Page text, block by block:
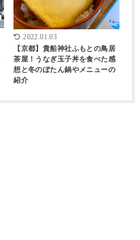
2022.01.03
【京都】貴船神社ふもとの鳥居
茶屋！うなぎ玉子丼を食べた感
想と冬のぼたん鍋やメニューの
紹介